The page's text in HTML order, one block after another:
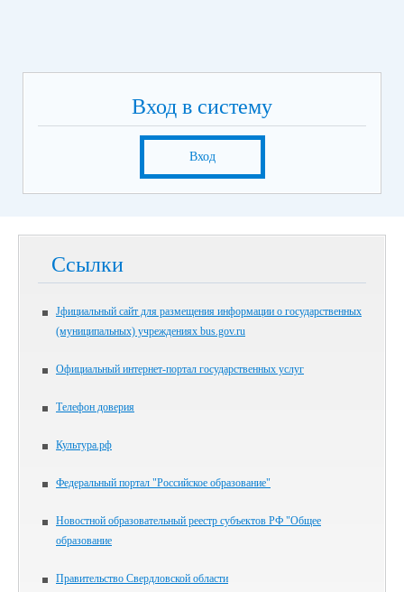
Вход в систему
Вход
Ссылки
Jфициальный сайт для размещения информации о государственных
(муниципальных) учреждениях bus.gov.ru
Официальный интернет-портал государственных услуг
Телефон доверия
Культура.рф
Федеральный портал "Российское образование"
Новостной образовательный реестр субъектов РФ "Общее
образование
Правительство Свердловской области